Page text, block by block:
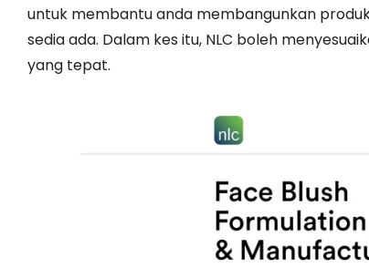
untuk membantu anda membangunkan
sedia ada. Dalam kes itu, NLC boleh
yang tepat.